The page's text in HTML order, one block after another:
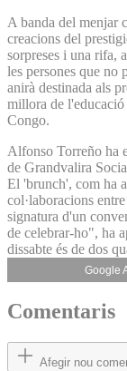
A banda del menjar
creacions del
sorpreses i una rifa,
les persones que no
anirà destinada als
millora de
Congo.
Alfonso Torreño ha
de Grandvalira
El 'brunch', com ha
col·laboracions
signatura d'un
de celebrar-ho", ha
dissabte és de dos
Google
Comentaris
Afegir nou